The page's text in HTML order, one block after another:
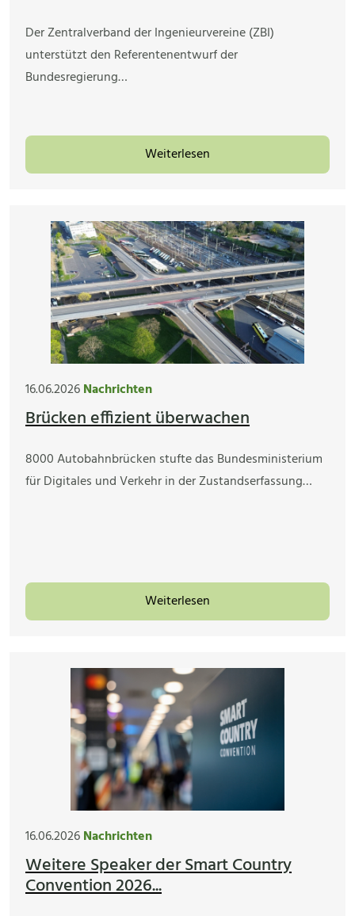
Der Zentralverband der Ingenieurvereine (ZBI)
unterstützt den Referentenentwurf der
Bundesregierung…
Weiterlesen
16.06.2026Nachrichten
Brücken effizient überwachen
8000 Autobahnbrücken stufte das Bundesministerium
für Digitales und Verkehr in der Zustandserfassung…
Weiterlesen
16.06.2026Nachrichten
Weitere Speaker der Smart Country
Convention 2026...